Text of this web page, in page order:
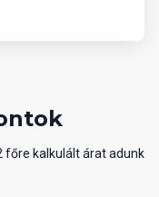
főre kalkulált árat adunk